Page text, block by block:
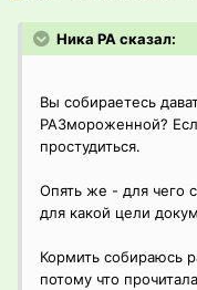
Ника РА сказал:
Вы собираетесь
РАЗмороженной?
простудиться.
Опять же - для чего
для какой цели
Кормить собираюсь
потому что